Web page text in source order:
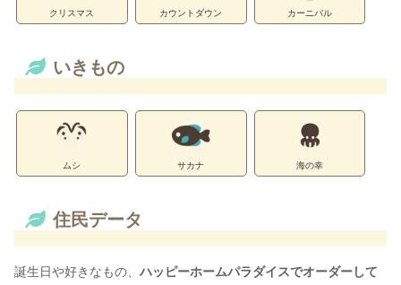
クリスマス カウントダウン カーニバル
いきもの
ムシ サカナ 海の幸
住民データ
誕生日や好きなもの、 ハッピーホームパラダイスでオーダーして